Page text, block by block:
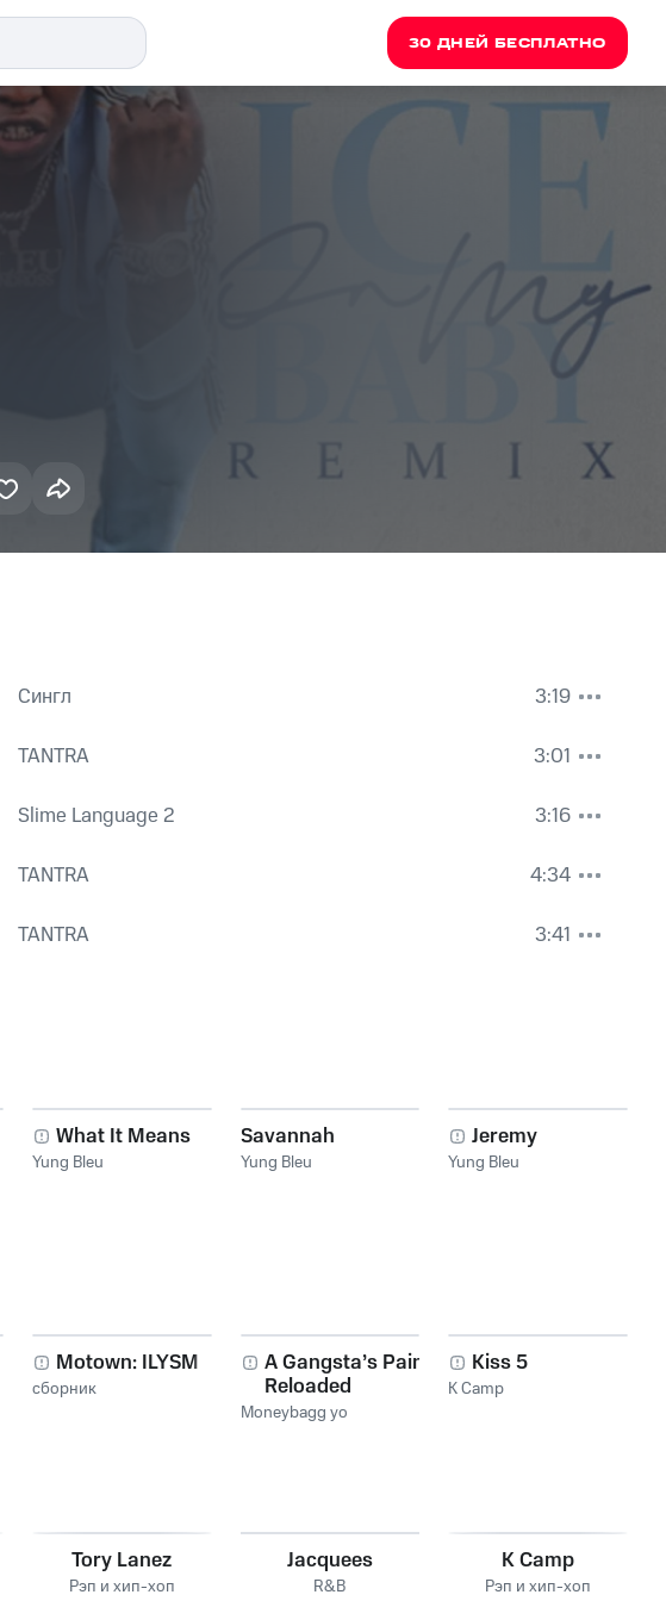
30 ДНЕЙ БЕСПЛАТНО
Сингл
3:19
TANTRA
3:01
Slime Language 2
3:16
TANTRA
4:34
TANTRA 3:41
What It Means
Yung Bleu
Savannah
Yung Bleu
Jeremy
Yung Bleu
Motown: ILYSM
сборник
A Gangsta’s Pain:
Reloaded
Moneybagg yo
Kiss 5
K Camp
Tory Lanez
Рэп и хип-хоп
Jacquees
R&B
K Camp
Рэп и хип-хоп